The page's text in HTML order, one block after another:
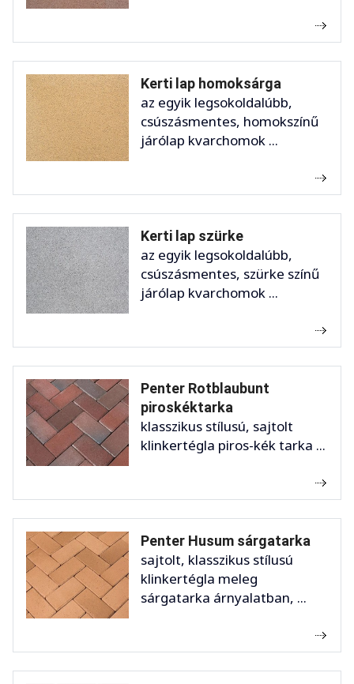
Kerti lap homoksárga
az egyik legsokoldalúbb,
csúszásmentes, homokszínű
járólap kvarchomok ...
Kerti lap szürke
az egyik legsokoldalúbb,
csúszásmentes, szürke színű
járólap kvarchomok ...
Penter Rotblaubunt
piroskéktarka
klasszikus stílusú, sajtolt
klinkertégla piros-kék tarka ...
Penter Husum sárgatarka
sajtolt, klasszikus stílusú
klinkertégla meleg
sárgatarka árnyalatban, ...